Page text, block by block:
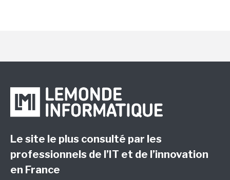
Le site le plus consulté par les
professionnels de l’IT et de l’innovation
en France